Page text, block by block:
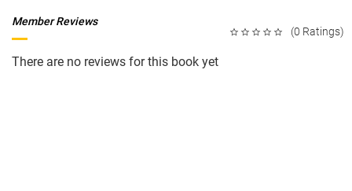
(0 Ratings)
Member Reviews
There are no reviews for this book yet